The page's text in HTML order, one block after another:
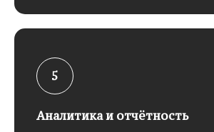
Аналитика и отчётность